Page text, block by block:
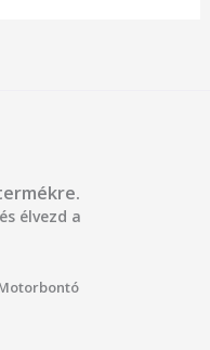
élvezd a